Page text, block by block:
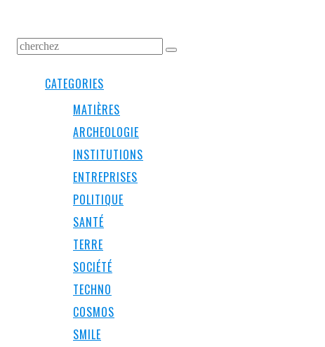
CATEGORIES
MATIÈRES
ARCHEOLOGIE
INSTITUTIONS
ENTREPRISES
POLITIQUE
SANTÉ
TERRE
SOCIÉTÉ
TECHNO
COSMOS
SMILE